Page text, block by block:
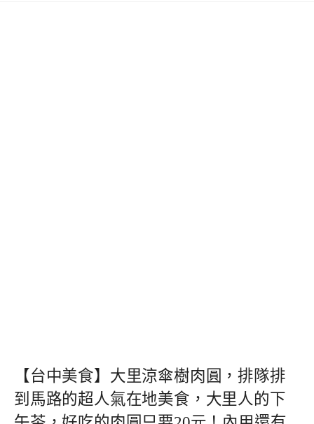
【台中美食】大里涼傘樹肉圓，排隊排
到馬路的超人氣在地美食，大里人的下